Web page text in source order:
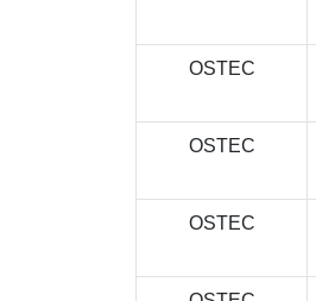
OSTEC
OSTEC
OSTEC